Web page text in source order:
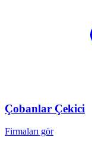
Çobanlar Çekici
Firmaları gör